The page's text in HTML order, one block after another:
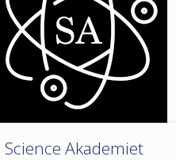
Science Akademiet